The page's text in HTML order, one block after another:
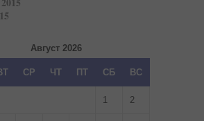
Август 2026
СР ЧТ ПТ СБ ВС
1 2